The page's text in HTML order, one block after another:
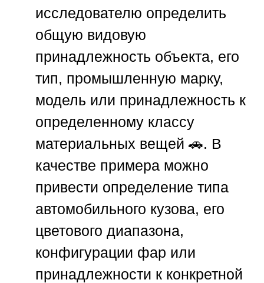
исследователю определить
общую видовую
принадлежность объекта, его
тип, промышленную марку,
модель или принадлежность к
определенному классу
материальных вещей 🚗. В
качестве примера можно
привести определение типа
автомобильного кузова, его
цветового диапазона,
конфигурации фар или
принадлежности к конкретной